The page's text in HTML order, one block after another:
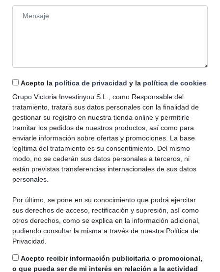
Acepto la política de privacidad y la política de cookies
Grupo Victoria Investinyou S.L., como Responsable del
tratamiento, tratará sus datos personales con la finalidad de
gestionar su registro en nuestra tienda online y permitirle
tramitar los pedidos de nuestros productos, así como para
enviarle información sobre ofertas y promociones. La base
legítima del tratamiento es su consentimiento. Del mismo
modo, no se cederán sus datos personales a terceros, ni
están previstas transferencias internacionales de sus datos
personales.
Por último, se pone en su conocimiento que podrá ejercitar
sus derechos de acceso, rectificación y supresión, así como
otros derechos, como se explica en la información adicional,
pudiendo consultar la misma a través de nuestra Política de
Privacidad.
Acepto recibir información publicitaria o promocional,
o que pueda ser de mi interés en relación a la actividad